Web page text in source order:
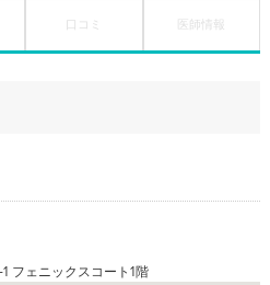
口コミ 医師情報
フェニックスコート1階